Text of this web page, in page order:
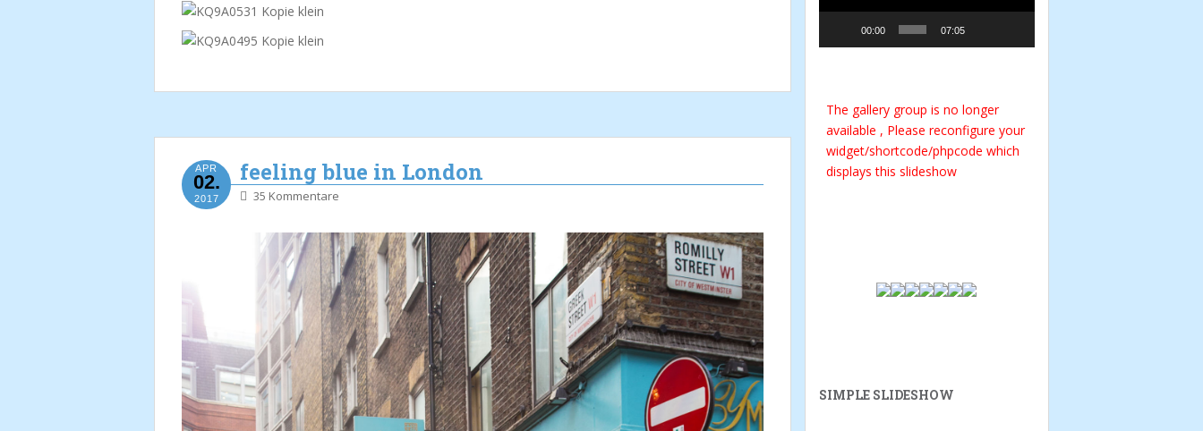
APR
02.
2017
feeling blue in London
35 Kommentare
00:00 07:05
The gallery group is no longer
available , Please reconfigure your
widget/shortcode/phpcode which
displays this slideshow
SIMPLE SLIDESHOW